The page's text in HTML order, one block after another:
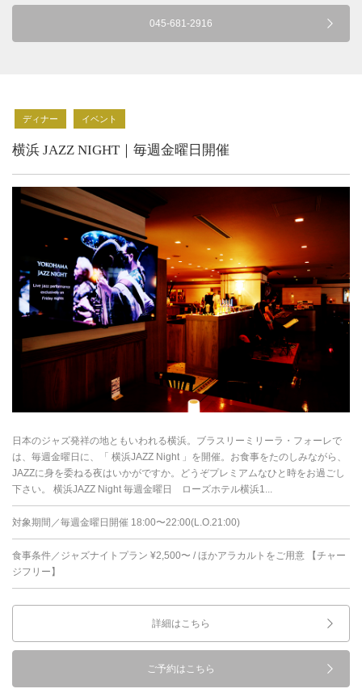
045-681-2916
ディナー イベント
横浜 JAZZ NIGHT｜毎週金曜日開催
日本のジャズ発祥の地ともいわれる横浜。ブラスリーミリーラ・フォーレで
は、毎週金曜日に、「 横浜JAZZ Night 」を開催。お食事をたのしみながら、
JAZZに身を委ねる夜はいかがですか。どうぞプレミアムなひと時をお過ごし
下さい。 横浜JAZZ Night 毎週金曜日 ローズホテル横浜1...
対象期間／毎週金曜日開催 18:00〜22:00(L.O.21:00)
食事条件／ジャズナイトプラン ¥2,500〜 / ほかアラカルトをご用意 【チャー
ジフリー】
詳細はこちら
ご予約はこちら